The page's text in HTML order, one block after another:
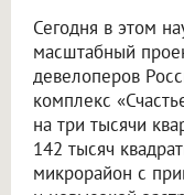
Сегодня в этом
масштабный
девелоперов
комплекс
на три тысячи
142 тысяч
микрорайон с